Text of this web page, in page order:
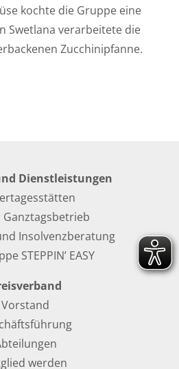
kochte die Gruppe eine
Swetlana verarbeitete die
Zucchinipfanne.
Dienstleistungen
Ganztagsbetrieb
Insolvenzberatung
STEPPIN’ EASY
Vorstand
werden